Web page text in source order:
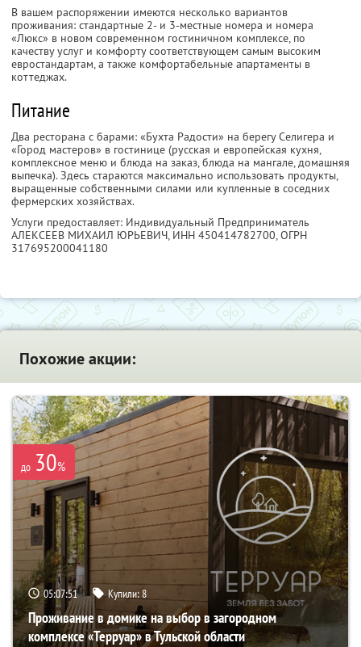
В вашем распоряжении имеются несколько вариантов
проживания: стандартные 2- и 3-местные номера и номера
«Люкс» в новом современном гостиничном комплексе, по
качеству услуг и комфорту соответствующем самым высоким
евростандартам, а также комфортабельные апартаменты в
коттеджах.
Питание
Два ресторана с барами: «Бухта Радости» на берегу Селигера и
«Город мастеров» в гостинице (русская и европейская кухня,
комплексное меню и блюда на заказ, блюда на мангале, домашняя
выпечка). Здесь стараются максимально использовать продукты,
выращенные собственными силами или купленные в соседних
фермерских хозяйствах.
Услуги предоставляет: Индивидуальный Предприниматель
АЛЕКСЕЕВ МИХАИЛ ЮРЬЕВИЧ, ИНН 450414782700, ОГРН
317695200041180
Похожие акции:
до 30%
05:07:50 Купили:8
Проживание в домике на выбор в загородном
комплексе «Терруар» в Тульской области